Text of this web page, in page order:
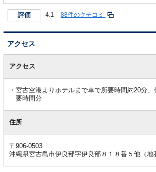
評価 4.1 88件のクチコミ
アクセス
アクセス
宮古空港よりホテルまで車で所要時間約20分
要時間分
住所
〒906-0503
沖縄県宮古島市伊良部字伊良部８１８番５他（地